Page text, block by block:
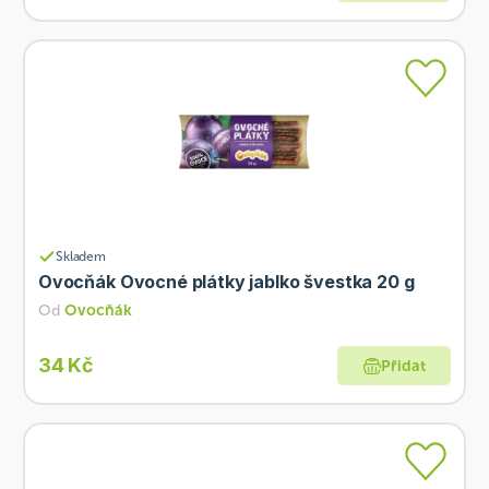
Skladem
Ovocňák Ovocné plátky jablko švestka 20 g
Od Ovocňák
34 Kč Přidat